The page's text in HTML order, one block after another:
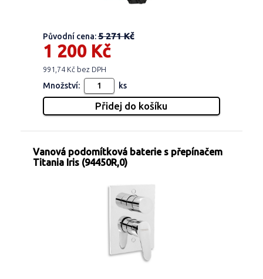
Původní cena:5 271 Kč
1 200 Kč
991,74 Kč bez DPH
Množství: ks
Vanová podomítková baterie s přepínačem
Titania Iris (94450R,0)